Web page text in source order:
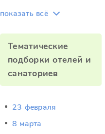
показать всё
Тематические
подборки отелей и
санаториев
23 февраля
8 марта